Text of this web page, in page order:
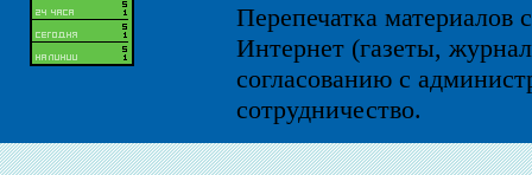
Перепечатка материалов
Интернет (газеты,
согласованию с
сотрудничество.